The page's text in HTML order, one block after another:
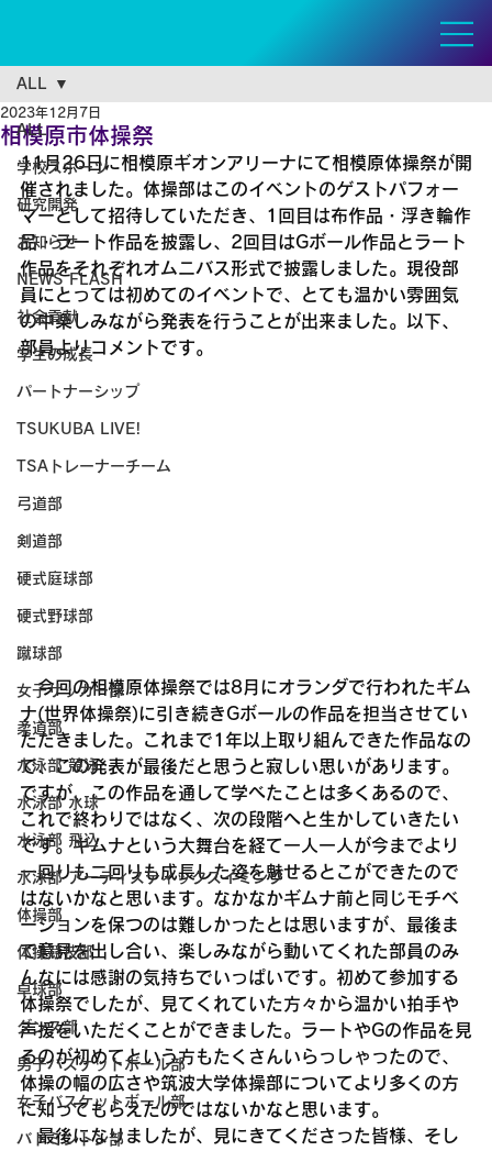
ALL
学校スポーツ
研究開発
お知らせ
NEWS FLASH
社会貢献
学生の成長
パートナーシップ
TSUKUBA LIVE!
TSAトレーナーチーム
弓道部
剣道部
硬式庭球部
硬式野球部
蹴球部
女子サッカー部
柔道部
水泳部 競泳
水泳部 水球
水泳部 飛込
水泳部 アーティスティックスイミング
体操部
体操競技部
卓球部
ダンス部
男子バスケットボール部
女子バスケットボール部
バドミントン部
ALL
相模原市体操祭
2023年12月7日
11月26日に相模原ギオンアリーナにて相模原体操祭が開
催されました。体操部はこのイベントのゲストパフォー
マーとして招待していただき、1回目は布作品・浮き輪作
品・ラート作品を披露し、2回目はGボール作品とラート
作品をそれぞれオムニバス形式で披露しました。現役部
員にとっては初めてのイベントで、とても温かい雰囲気
の中楽しみながら発表を行うことが出来ました。以下、
部員よりコメントです。
今回の相模原体操祭では8月にオランダで行われたギム
ナ(世界体操祭)に引き続きGボールの作品を担当させてい
ただきました。これまで1年以上取り組んできた作品なの
で、この発表が最後だと思うと寂しい思いがあります。
ですが、この作品を通して学べたことは多くあるので、
これで終わりではなく、次の段階へと生かしていきたい
です。ギムナという大舞台を経て一人一人が今までより
一回りも二回りも成長した姿を魅せるとこができたので
はないかなと思います。なかなかギムナ前と同じモチベ
ーションを保つのは難しかったとは思いますが、最後ま
で意見を出し合い、楽しみながら動いてくれた部員のみ
んなには感謝の気持ちでいっぱいです。初めて参加する
体操祭でしたが、見てくれていた方々から温かい拍手や
声援をいただくことができました。ラートやGの作品を見
るのが初めてという方もたくさんいらっしゃったので、
体操の幅の広さや筑波大学体操部についてより多くの方
に知ってもらえたのではないかなと思います。
最後になりましたが、見にきてくださった皆様、そし